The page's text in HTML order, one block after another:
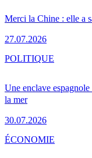
Merci la Chine : elle a
27.07.2026
Une enclave
la mer
30.07.2026
POLITIQUE
ÉCONOMIE